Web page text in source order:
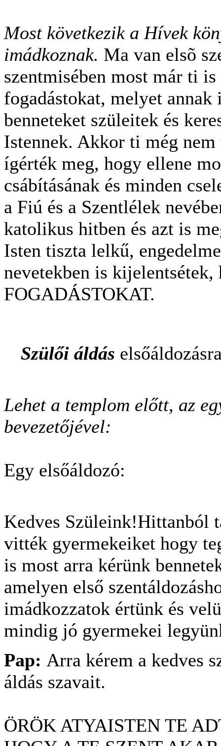
Most következik a Hívek
imádkoznak. Ma van elsõ
szentmisében most már ti
fogadástokat, melyet
benneteket szüleitek és
Istennek. Akkor ti még
ígérték meg, hogy ellene
csábításának és minden
a Fiú és a Szentlélek
katolikus hitben és azt is
Isten tiszta lelkű,
nevetekben is
FOGADÁSTOKAT.
Szülői áldás első
Lehet a templom előtt, az
bevezetőjével:
Egy elsőáldozó:
Kedves Szüleink!Hittanból
vitték gyermekeiket hogy
is most arra kérünk
amelyen első
imádkozzatok értünk és
mindig jó gyermekei
Pap: Arra kérem a kedves
áldás szavait.
ÖRÖK ATYAISTEN TE